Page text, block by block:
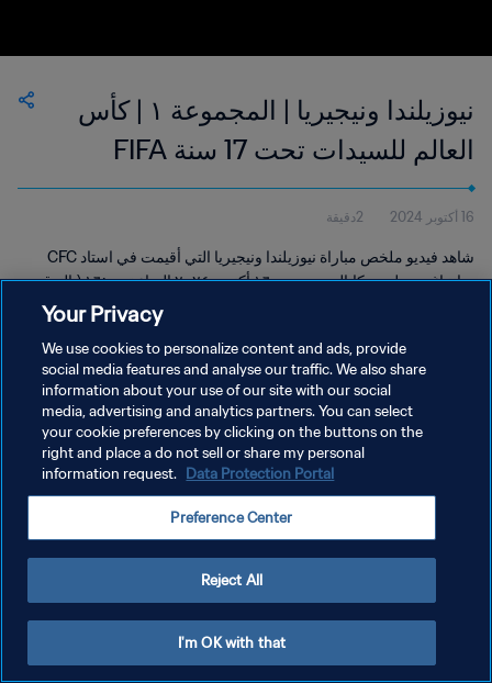
نيوزيلندا ونيجيريا | المجموعة ١ | كأس
العالم للسيدات تحت 17 سنة FIFA
جمهورية الدومينيكان 2024™ | فيديو
ملخص
16 أكتوبر 2024 2دقيقة
شاهد فيديو ملخص مباراة نيوزيلندا ونيجيريا التي أقيمت في استاد CFC
سانتياغو دي لوس كاباليروس يوم ١٦ أكتوبر ٢٠٢٤ الساعة ١٦:٠٠ (بالتوقيت
إدارة تفضيلات ملفات تعريف الارتباط
Your Privacy
We use cookies to personalize content and ads, provide
social media features and analyse our traffic. We also share
information about your use of our site with our social
media, advertising and analytics partners. You can select
your cookie preferences by clicking on the buttons on the
right and place a do not sell or share my personal
information request. Data Protection Portal
Preference Center
Reject All
I'm OK with that